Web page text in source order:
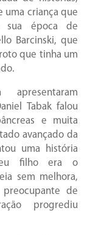
uma criança que
sua época de
Barcinski, que
que tinha um
Tabak falou
e muita
avançado da
uma história
filho era o
sem melhora,
de
progrediu